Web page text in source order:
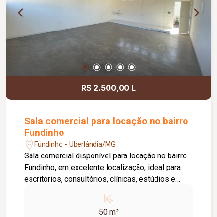
de segurança e internet disponível. Como
diferencial, existe a possibilidade de ampliação
da área da sala, conforme a necessidade do
locatário. Entre em contato para mais
informações e agende uma visita.
R$ 2.500,00 L
Sala comercial para locação no bairro
Fundinho
Fundinho - Uberlândia/MG
Sala comercial disponível para locação no bairro
Fundinho, em excelente localização, ideal para
escritórios, consultórios, clínicas, estúdios e
aproximadamente 50 m², forro em gesso, copa,
ponto de água, interfone e acesso por senha,
50 m²